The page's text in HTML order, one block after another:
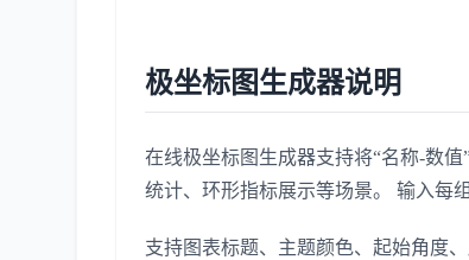
极坐标图生成器说明
在线极坐标图生成器支持将“名称-数
统计、环形指标展示等场景。 输入每
支持图表标题、主题颜色、起始角度